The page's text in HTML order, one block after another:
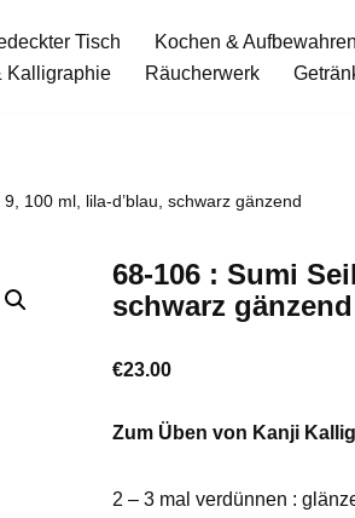
Tisch Kochen & Aufbewahren
Kalligraphie Räucherwerk
100 ml, lila-d’blau, schwarz gänzend
68-106 : Sumi
schwarz gänzend
€23.00
Zum Üben von Kanji
2 – 3 mal verdünnen :